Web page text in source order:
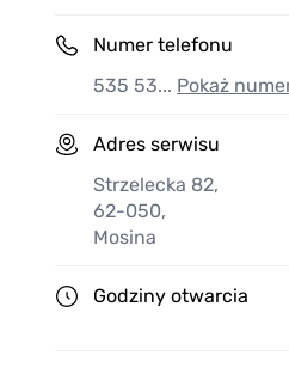
Numer telefonu
535 53... Pokaż
Adres serwisu
Strzelecka 82,
62-050,
Mosina
Godziny otwarcia